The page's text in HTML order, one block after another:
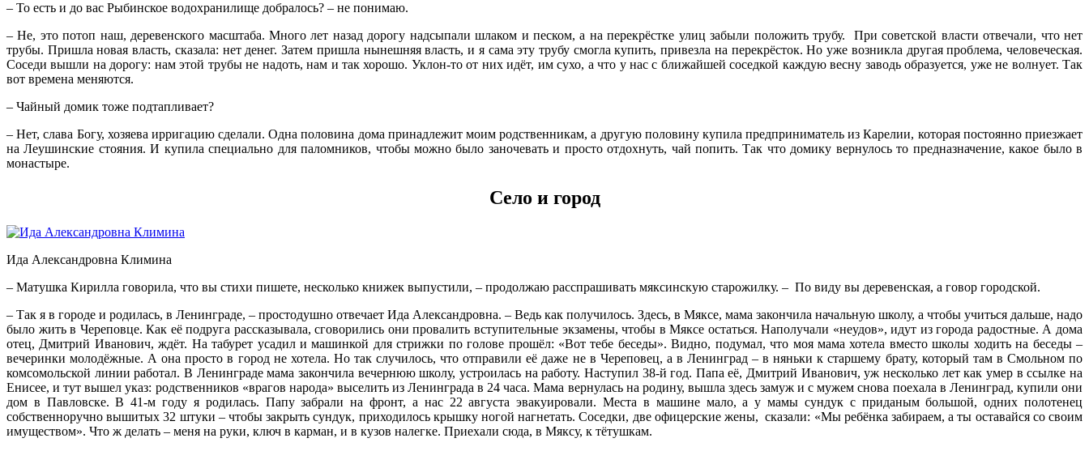
– То есть и до вас Рыбинское водохранилище добралось? – не понимаю.
– Не, это потоп наш, деревенского масштаба. Много лет назад дорогу надсыпали шлаком и песком, а на перекрёстке улиц забыли положить трубу. При советской власти отвечали, что нет
трубы. Пришла новая власть, сказала: нет денег. Затем пришла нынешняя власть, и я сама эту трубу смогла купить, привезла на перекрёсток. Но уже возникла другая проблема, человеческая.
Соседи вышли на дорогу: нам этой трубы не надоть, нам и так хорошо. Уклон-то от них идёт, им сухо, а что у нас с ближайшей соседкой каждую весну заводь образуется, уже не волнует. Так
вот времена меняются.
– Чайный домик тоже подтапливает?
– Нет, слава Богу, хозяева ирригацию сделали. Одна половина дома принадлежит моим родственникам, а другую половину купила предприниматель из Карелии, которая постоянно приезжает
на Леушинские стояния. И купила специально для паломников, чтобы можно было заночевать и просто отдохнуть, чай попить. Так что домику вернулось то предназначение, какое было в
монастыре.
Село и город
Ида Александровна Климина
– Матушка Кирилла говорила, что вы стихи пишете, несколько книжек выпустили, – продолжаю расспрашивать мяксинскую старожилку. – По виду вы деревенская, а говор городской.
– Так я в городе и родилась, в Ленинграде, – простодушно отвечает Ида Александровна. – Ведь как получилось. Здесь, в Мяксе, мама закончила начальную школу, а чтобы учиться дальше, надо
было жить в Череповце. Как её подруга рассказывала, сговорились они провалить вступительные экзамены, чтобы в Мяксе остаться. Наполучали «неудов», идут из города радостные. А дома
отец, Дмитрий Иванович, ждёт. На табурет усадил и машинкой для стрижки по голове прошёл: «Вот тебе беседы». Видно, подумал, что моя мама хотела вместо школы ходить на беседы –
вечеринки молодёжные. А она просто в город не хотела. Но так случилось, что отправили её даже не в Череповец, а в Ленинград – в няньки к старшему брату, который там в Смольном по
комсомольской линии работал. В Ленинграде мама закончила вечернюю школу, устроилась на работу. Наступил 38-й год. Папа её, Дмитрий Иванович, уж несколько лет как умер в ссылке на
Енисее, и тут вышел указ: родственников «врагов народа» выселить из Ленинграда в 24 часа. Мама вернулась на родину, вышла здесь замуж и с мужем снова поехала в Ленинград, купили они
дом в Павловске. В 41-м году я родилась. Папу забрали на фронт, а нас 22 августа эвакуировали. Места в машине мало, а у мамы сундук с приданым большой, одних полотенец
собственноручно вышитых 32 штуки – чтобы закрыть сундук, приходилось крышку ногой нагнетать. Соседки, две офицерские жены, сказали: «Мы ребёнка забираем, а ты оставайся со своим
имуществом». Что ж делать – меня на руки, ключ в карман, и в кузов налегке. Приехали сюда, в Мяксу, к тётушкам.